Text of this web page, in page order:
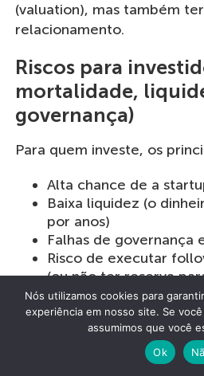
(valuation), mas também
relacionamento.
Riscos para
mortalidade,
governança)
Para quem investe, os
Alta chance de a
Baixa liquidez (o
por anos)
Falhas de governança
Risco de executar
(ou não ter reserva
O investimento-anjo
como estratégia de
Nós utilizamos cookies para
experiência em nosso site. Se
assumimos que você
Ok